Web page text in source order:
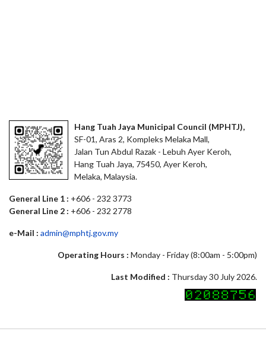
Hang Tuah Jaya Municipal Council (MPHTJ),
SF-01, Aras 2, Kompleks Melaka Mall,
Jalan Tun Abdul Razak - Lebuh Ayer Keroh,
Hang Tuah Jaya, 75450, Ayer Keroh,
Melaka, Malaysia.
General Line 1 : +606 - 232 3773
General Line 2 : +606 - 232 2778
e-Mail : admin@mphtj.gov.my
Operating Hours : Monday - Friday (8:00am - 5:00pm)
Last Modified : Thursday 30 July 2026.